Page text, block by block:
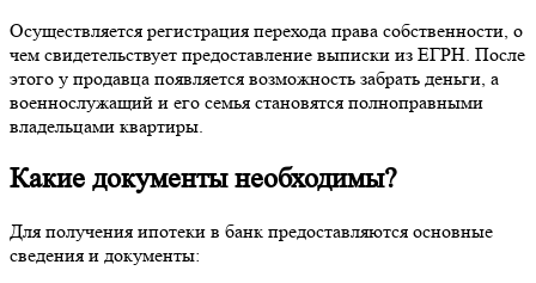
Осуществляется регистрация перехода права собственности, о
чем свидетельствует предоставление выписки из ЕГРН. После
этого у продавца появляется возможность забрать деньги, а
военнослужащий и его семья становятся полноправными
владельцами квартиры.
Какие документы необходимы?
Для получения ипотеки в банк предоставляются основные
сведения и документы: